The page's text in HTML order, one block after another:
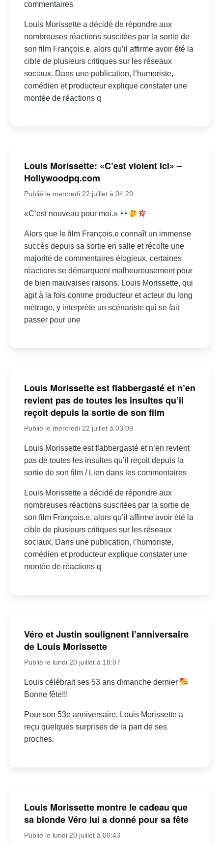
commentaires
Louis Morissette a décidé de répondre aux
nombreuses réactions suscitées par la sortie de
son film François.e, alors qu’il affirme avoir été la
cible de plusieurs critiques sur les réseaux
sociaux. Dans une publication, l’humoriste,
comédien et producteur explique constater une
montée de réactions q
Louis Morissette: «C’est violent ici» –
Hollywoodpq.com
Publié le mercredi 22 juillet à 04:29
«C’est nouveau pour moi.»
Alors que le film François.e connaît un immense
succès depuis sa sortie en salle et récolte une
majorité de commentaires élogieux, certaines
réactions se démarquent malheureusement pour
de bien mauvaises raisons. Louis Morissette, qui
agit à la fois comme producteur et acteur du long
métrage, y interprète un scénariste qui se fait
passer pour une
Louis Morissette est flabbergasté et n’en
revient pas de toutes les insultes qu’il
reçoit depuis la sortie de son film
Publié le mercredi 22 juillet à 03:09
Louis Morissette est flabbergasté et n’en revient
pas de toutes les insultes qu’il reçoit depuis la
sortie de son film / Lien dans les commentaires
Louis Morissette a décidé de répondre aux
nombreuses réactions suscitées par la sortie de
son film François.e, alors qu’il affirme avoir été la
cible de plusieurs critiques sur les réseaux
sociaux. Dans une publication, l’humoriste,
comédien et producteur explique constater une
montée de réactions q
Véro et Justin soulignent l’anniversaire
de Louis Morissette
Publié le lundi 20 juillet à 18:07
Louis célébrait ses 53 ans dimanche dernier
Bonne fête!!!
Pour son 53e anniversaire, Louis Morissette a
reçu quelques surprises de la part de ses
proches.
Louis Morissette montre le cadeau que
sa blonde Véro lui a donné pour sa fête
Publié le lundi 20 juillet à 00:43